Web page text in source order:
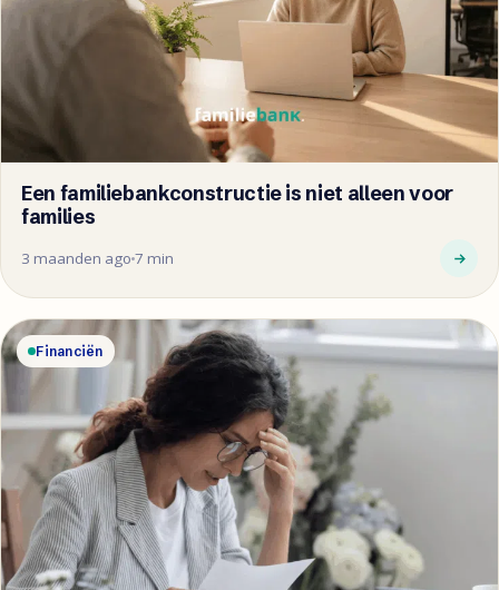
Een familiebankconstructie is niet alleen voor
families
3 maanden ago 7 min
Financiën